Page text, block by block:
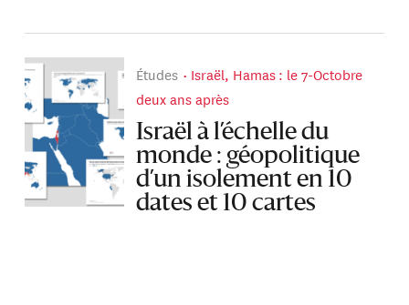
Études
Israël, Hamas : le 7-Octobre
deux ans après
Israël à l’échelle du
monde : géopolitique
d’un isolement en 10
dates et 10 cartes